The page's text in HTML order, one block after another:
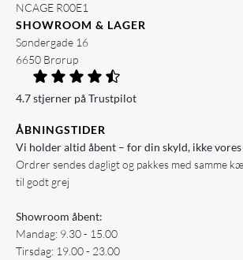
NCAGE R00E1
SHOWROOM & LAGER
Søndergade 16
6650 Brørup
4.7 stjerner på Trustpilot
ÅBNINGSTIDER
Vi holder altid åbent – for din skyld, ikke vores
Ordrer sendes dagligt og pakkes med samme
til godt grej
Showroom åbent:
Mandag: 9.30 - 15.00
Tirsdag: 19.00 - 23.00